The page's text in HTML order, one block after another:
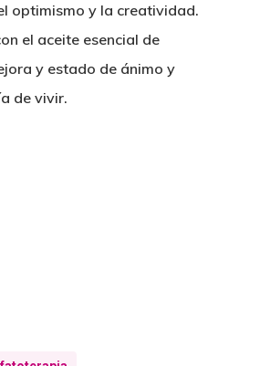
optimismo y la creatividad.
el aceite esencial de
y estado de ánimo y
de vivir.